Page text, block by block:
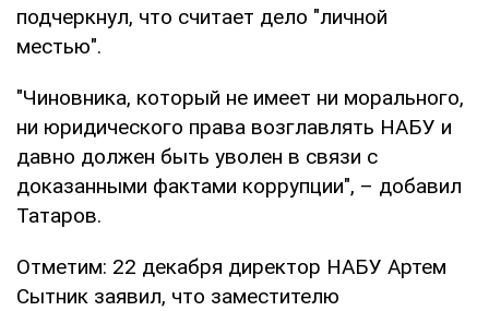
подчеркнул, что считает дело "личной
местью".
"Чиновника, который не имеет ни морального,
ни юридического права возглавлять НАБУ и
давно должен быть уволен в связи с
доказанными фактами коррупции", – добавил
Татаров.
Отметим: 22 декабря директор НАБУ Артем
Сытник заявил, что заместителю